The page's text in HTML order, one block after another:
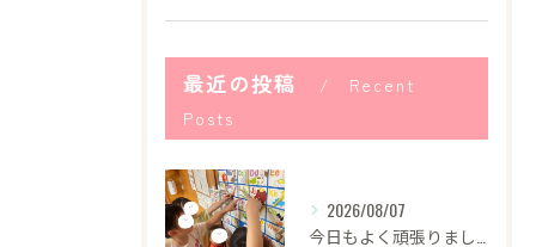
最近の投稿
Recent
Posts
2026/08/07